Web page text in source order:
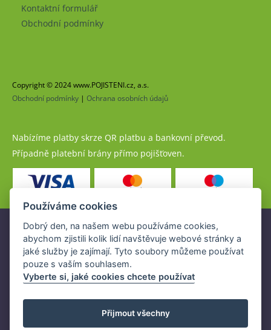
Kontaktní formulář
Obchodní podmínky
Copyright © 2024 www.POJISTENI.cz, a.s.
Obchodní podmínky | Ochrana osobních údajů
Nabízíme platby skrze QR platbu a bankovní převod.
Případně platební brány přímo pojišťoven.
Pojistné produkty jsou nabízeny společností
www.POJISTENI.cz, a.s. na základě platné licence České
národní banky (ČNB).
Licence ČNB umožňuje www.POJISTENI.cz, a.s. poskytovat
v ČR.
Používáme cookies
Dobrý den, na našem webu používáme cookies,
abychom zjistili kolik lidí navštěvuje webové stránky a
jaké služby je zajímají. Tyto soubory můžeme používat
pouze s vaším souhlasem.
Vyberte si, jaké cookies chcete používat
Přijmout všechny